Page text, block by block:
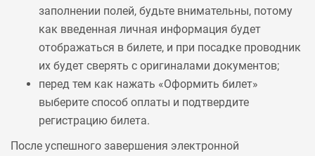
заполнении полей, будьте внимательны, потому
как введенная личная информация будет
отображаться в билете, и при посадке проводник
их будет сверять с оригиналами документов;
перед тем как нажать «Оформить билет»
выберите способ оплаты и подтвердите
регистрацию билета.
После успешного завершения электронной